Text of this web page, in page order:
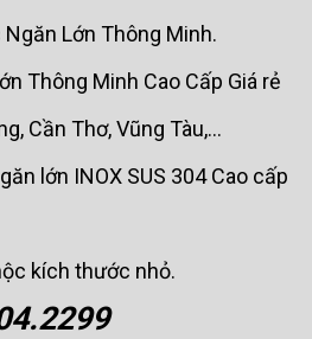
Ngăn Lớn Thông Minh.
Thông Minh Cao Cấp Giá rẻ
Cần Thơ, Vũng Tàu,...
lớn INOX SUS 304 Cao cấp
kích thước nhỏ.